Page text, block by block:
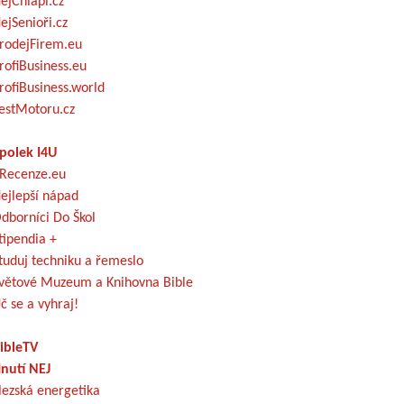
I4U
nápad
Do Škol
+
techniku a řemeslo
Muzeum a Knihovna Bible
se a vyhraj!
NEJ
energetika